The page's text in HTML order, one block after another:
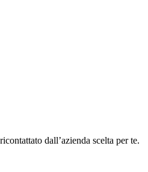
dall’azienda scelta per te.